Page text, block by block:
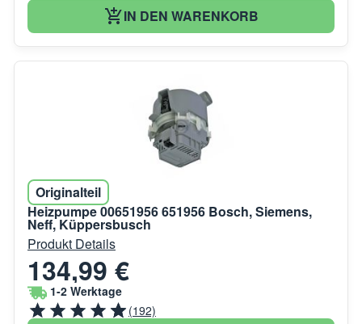
IN DEN WARENKORB
Originalteil
Heizpumpe 00651956 651956 Bosch, Siemens,
Neff, Küppersbusch
Produkt Details
134,99 €
1-2 Werktage
(192)